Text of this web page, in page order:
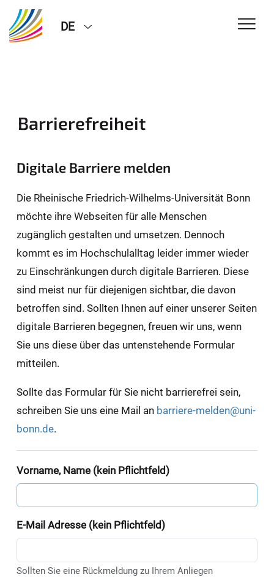
DE
Barrierefreiheit
Digitale Barriere melden
Die Rheinische Friedrich-Wilhelms-Universität Bonn
möchte ihre Webseiten für alle Menschen
zugänglich gestalten und umsetzen. Dennoch
kommt es im Hochschulalltag leider immer wieder
zu Einschränkungen durch digitale Barrieren. Diese
sind meist nur für diejenigen sichtbar, die davon
betroffen sind. Sollten Ihnen auf einer unserer Seiten
digitale Barrieren begegnen, freuen wir uns, wenn
Sie uns diese über das untenstehende Formular
mitteilen.
Sollte das Formular für Sie nicht barrierefrei sein,
schreiben Sie uns eine Mail an barriere-melden@uni-
bonn.de.
Vorname, Name (kein Pflichtfeld)
E-Mail Adresse (kein Pflichtfeld)
Sollten Sie eine Rückmeldung zu Ihrem Anliegen